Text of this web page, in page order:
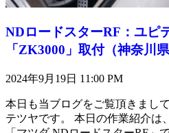
NDロードスターRF：ユピ
「ZK3000」取付（神奈川県
2024年9月19日 11:00 PM
本日も当ブログをご覧頂きまし
テツヤです。 本日の作業紹介は